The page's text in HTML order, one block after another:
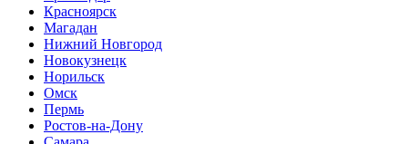
Красноярск
Магадан
Нижний Новгород
Новокузнецк
Норильск
Омск
Пермь
Ростов-на-Дону